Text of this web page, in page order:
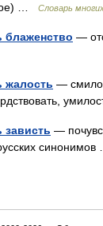
…
Словарь
блаженство —
жалость —
зависть —